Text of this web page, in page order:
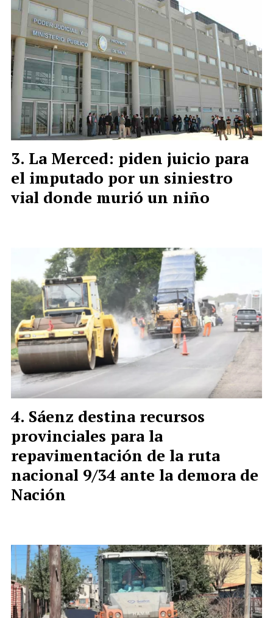
La Merced: piden juicio para
el imputado por un siniestro
vial donde murió un niño
Sáenz destina recursos
provinciales para la
repavimentación de la ruta
nacional 9/34 ante la demora de
Nación